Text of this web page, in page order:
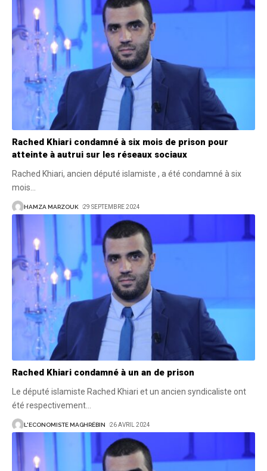
Rached Khiari condamné à six mois de prison pour
atteinte à autrui sur les réseaux sociaux
Rached Khiari, ancien député islamiste , a été condamné à six
mois…
HAMZA MARZOUK 29 SEPTEMBRE 2024
Rached Khiari condamné à un an de prison
Le député islamiste Rached Khiari et un ancien syndicaliste ont
été respectivement
L'ECONOMISTE MAGHRÉBIN 26 AVRIL 2024